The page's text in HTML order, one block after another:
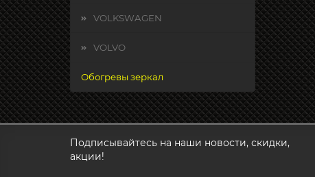
VOLKSWAGEN
VOLVO
Обогревы зеркал
Подписывайтесь на наши новости, скидки,
акции!